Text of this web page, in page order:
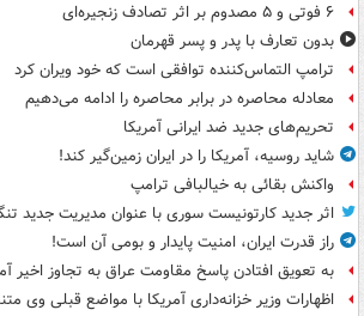
۶ فوتی و ۵ مصدوم بر اثر تصادف زنجیره‌ای
بدون تعارف با پدر و پسر قهرمان
ترامپ التماس‌کننده توافقی است که خود ویران کرد
معادله محاصره در برابر محاصره را ادامه می‌دهیم
تحریم‌های جدید ضد ایرانی آمریکا
شاید روسیه، آمریکا را در ایران زمین‌گیر کند!
واکنش بقائی به خیالبافی ترامپ
اثر جدید کارتونیست سوری با عنوان مدیریت جدید
راز قدرت ایران، امنیت پایدار و بومی آن است!
به تعویق افتادن پاسخ مقاومت عراق به تجاوز اخیر
اظهارات وزیر خزانه‌داری آمریکا با مواضع قبلی وی